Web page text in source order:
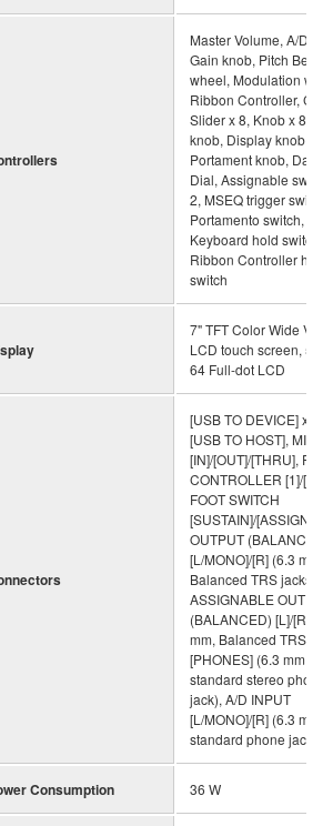
Master Volume, A/D
Gain knob, Pitch Bend
wheel, Modulation
Ribbon Controller,
Slider x 8, Knob x 8,
knob, Display knob x 6,
Portament knob, Data
Dial, Assignable switch
2, MSEQ trigger switch,
Portamento switch,
Keyboard hold switch,
Ribbon Controller hold
switch
7" TFT Color Wide VGA
LCD touch screen, 512
64 Full-dot LCD
[USB TO DEVICE] x 2,
[USB TO HOST], MIDI
[IN]/[OUT]/[THRU],
CONTROLLER [1]/[2],
FOOT SWITCH
[SUSTAIN]/
OUTPUT (BALANCED)
[L/MONO]/[R] (6.3 mm,
Balanced TRS jacks),
ASSIGNABLE OUTPUT
(BALANCED) [L]/[R]
mm, Balanced TRS
[PHONES] (6.3 mm,
standard stereo phone
jack), A/D INPUT
[L/MONO]/[R] (6.3 mm,
standard phone jacks)
Consumption 36 W